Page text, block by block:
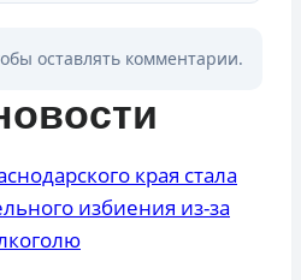
оставлять комментарии.
края стала
избиения из-за